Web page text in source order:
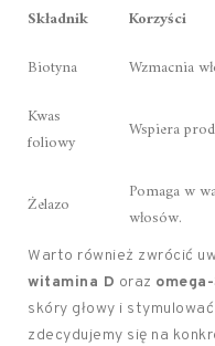
Składnik
Korzyści
Biotyna
Wzmacnia
Kwas
foliowy
Wspiera
Żelazo
Pomaga w
włosów.
Warto również zwrócić
witamina D oraz
skóry głowy i
zdecydujemy się na